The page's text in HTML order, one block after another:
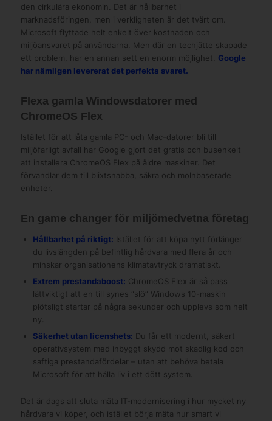
den cirkulära ekonomin. Det är hållbarhet i
marknadsföringen, men i verkligheten är det tvärt om.
Microsoft flyttade helt enkelt över kostnaden och
miljöansvaret på användarna. Men där en techjätte skapade
ett problem, har en annan sett en enorm möjlighet. Google
har nämligen levererat det perfekta svaret.
Flexa gamla Windowsdatorer med
ChromeOS Flex
Istället för att låta gamla PC- och Mac-datorer bli till
miljöfarligt avfall har Google gjort det gratis och busenkelt
att installera ChromeOS Flex på äldre maskiner. Det
förvandlar dem till blixtsnabba, säkra och molnbaserade
enheter.
En game changer för miljömedvetna företag
Hållbarhet på riktigt: Istället för att köpa nytt förlänger
du livslängden på befintlig hårdvara med flera år och
minskar organisationens klimatavtryck dramatiskt.
Extrem prestandaboost: ChromeOS Flex är så pass
lättviktigt att en till synes “slö” Windows 10-maskin
plötsligt startar på några sekunder och upplevs som helt
ny.
Säkerhet utan licenshets: Du får ett modernt, säkert
operativsystem med inbyggt skydd mot skadlig kod och
saftiga prestandafördelar – utan att behöva betala
Microsoft för att hålla liv i ett dött system.
Det är dags att sluta mäta IT-modernisering i hur mycket ny
hårdvara vi köper, och istället börja mäta hur smart vi